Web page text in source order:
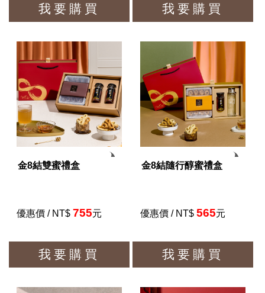
我要購買 我要購買
金8結雙蜜禮盒
優惠價 / NT$ 755元
我要購買
金8結隨行醇蜜禮盒
優惠價 / NT$ 565元
我要購買